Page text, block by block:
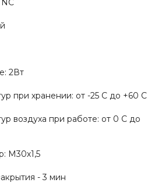
2Вт
при хранении: от -25 С до +60 С
воздуха при работе: от 0 С до
М30х1,5
- 3 мин